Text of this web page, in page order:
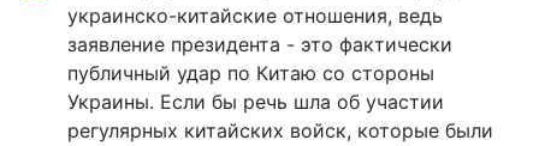
украинско-китайские отношения, ведь
заявление президента - это фактически
публичный удар по Китаю со стороны
Украины. Если бы речь шла об участии
регулярных китайских войск, которые были